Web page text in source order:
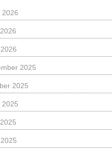
2026
2025
2025
2025